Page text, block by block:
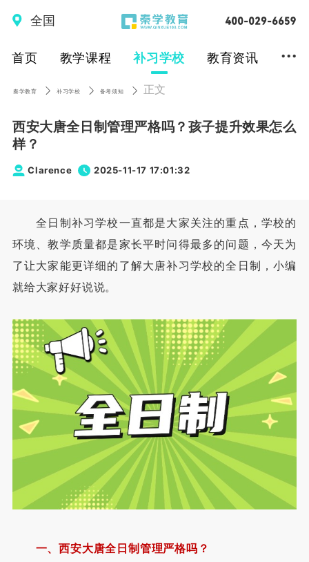
全国
首页 教学课程 补习学校 教育资讯 ...
秦学教育 补习学校 备考须知 正文
西安大唐全日制管理严格吗？孩子提升效果怎么
样？
Clarence 2025-11-17 17:01:32
全日制补习学校一直都是大家关注的重点，学校的
环境、教学质量都是家长平时问得最多的问题，今天为
了让大家能更详细的了解大唐补习学校的全日制，小编
就给大家好好说说。
一、西安大唐全日制管理严格吗？